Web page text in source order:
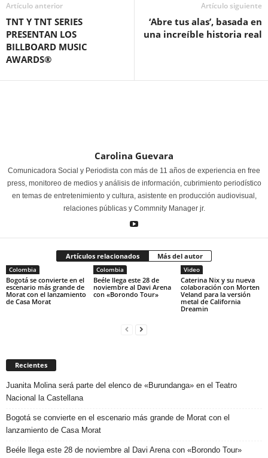
Artículo anterior
TNT Y TNT SERIES
PRESENTAN LOS
BILLBOARD MUSIC
AWARDS®
Artículo siguiente
‘Abre tus alas’, basada en
una increíble historia real
Carolina Guevara
Comunicadora Social y Periodista con más de 11 años de experiencia en free
press, monitoreo de medios y análisis de información, cubrimiento periodístico
en temas de entretenimiento y cultura, asistente en producción audiovisual,
relaciones públicas y Commnity Manager jr.
Artículos relacionados Más del autor
Colombia
Bogotá se convierte en el
escenario más grande de
Morat con el lanzamiento
de Casa Morat
Colombia
Beéle llega este 28 de
noviembre al Davi Arena
con «Borondo Tour»
Video
Caterina Nix y su nueva
colaboración con Morten
Veland para la versión
metal de California
Dreamin
Recientes
Juanita Molina será parte del elenco de «Burundanga» en el Teatro
Nacional la Castellana
Bogotá se convierte en el escenario más grande de Morat con el
lanzamiento de Casa Morat
Beéle llega este 28 de noviembre al Davi Arena con «Borondo Tour»